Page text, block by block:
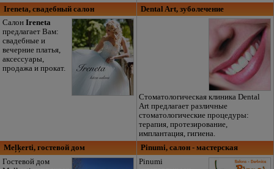
Ireneta, свадебный салон
Салон Ireneta
предлагает Вам:
свадебные и
вечерние платья,
аксессуары,
продажа и прокат.
Dental Art, зуболечение
Стоматологическая клиника Dental
Аrt предлагает различные
стоматологические процедуры:
терапия, протезирование,
имплантация, гигиена.
Meļķerti, гостевой дом
Гостевой дом
Pinumi, салон - мастерская
Pinumi